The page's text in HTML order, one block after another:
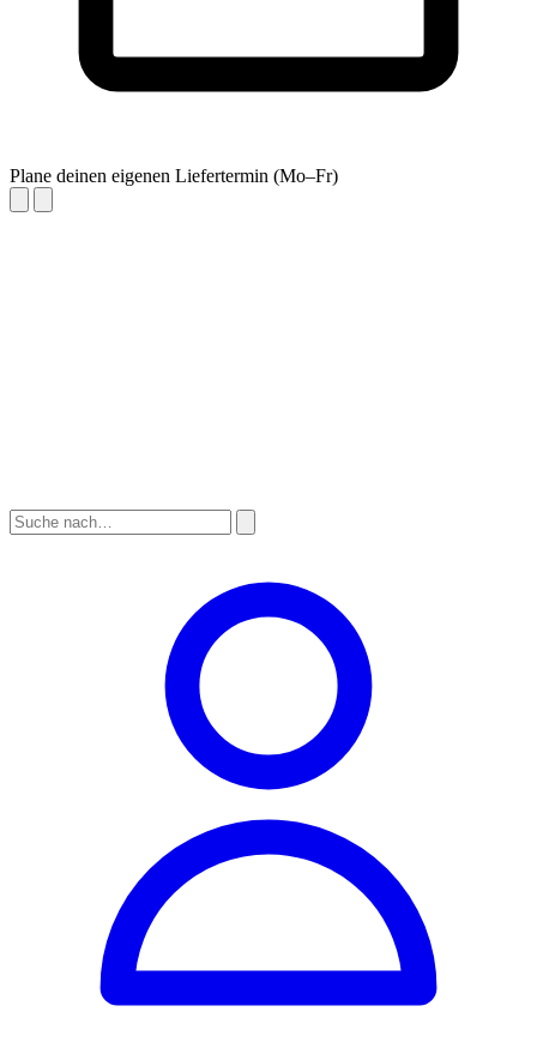
Plane deinen eigenen Liefertermin (Mo–Fr)